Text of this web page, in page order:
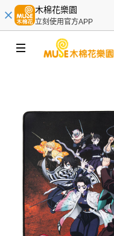
木棉花樂園
立刻使用官方APP